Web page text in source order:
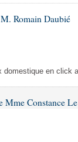
Romain Daubié
domestique en click
Mme Constance